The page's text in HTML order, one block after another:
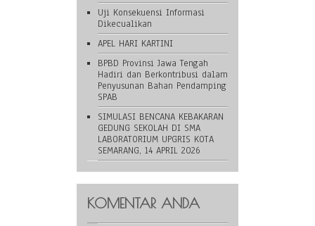
Uji Konsekuensi Informasi
Dikecualikan
APEL HARI KARTINI
BPBD Provinsi Jawa Tengah
Hadiri dan Berkontribusi dalam
Penyusunan Bahan Pendamping
SPAB
SIMULASI BENCANA KEBAKARAN
GEDUNG SEKOLAH DI SMA
LABORATORIUM UPGRIS KOTA
SEMARANG, 14 APRIL 2026
KOMENTAR ANDA